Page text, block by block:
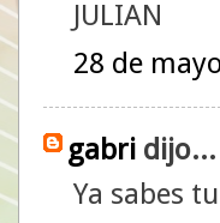
JULIAN
28 de
gabri dijo...
Ya sabes